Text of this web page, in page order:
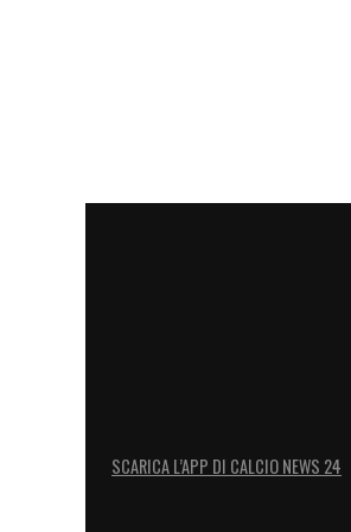
SCARICA L’APP DI CALCIO NEWS 24